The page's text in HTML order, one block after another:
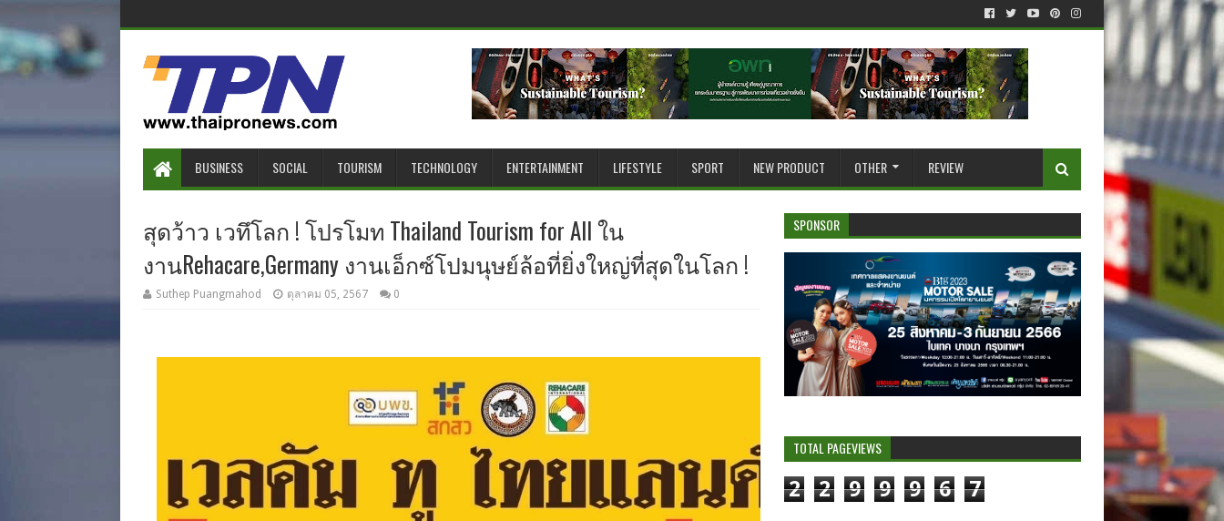
BUSINESS SOCIAL TOURISM TECHNOLOGY ENTERTAINMENT LIFESTYLE SPORT NEW PRODUCT OTHER REVIEW
สุดว้าว เวทึโลก ! โปรโมท Thailand Tourism for All ใน
งานRehacare,Germany งานเอ็กซ์โปมนุษย์ล้อที่ยิ่งใหญ่ที่สุดในโลก !
Suthep Puangmahod ตุลาคม 05, 2567 0
SPONSOR
TOTAL PAGEVIEWS
2 2 9 9 9 6 7